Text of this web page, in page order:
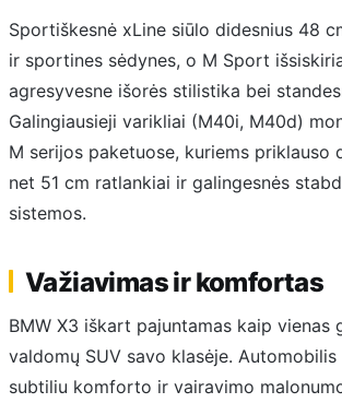
Sportiškesnė xLine siūlo didesnius 48
ir sportines sėdynes, o M Sport
agresyvesne išorės stilistika bei
Galingiausieji varikliai (M40i, M40d)
M serijos paketuose, kuriems priklauso
net 51 cm ratlankiai ir galingesnės
sistemos.
Važiavimas ir komfortas
BMW X3 iškart pajuntamas kaip vienas
valdomų SUV savo klasėje. Automobilis
subtiliu komforto ir vairavimo